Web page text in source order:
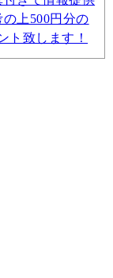
上500円分の
ト致します！